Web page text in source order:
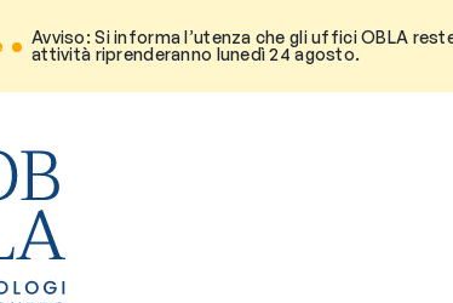
Avviso: Si informa l’utenza che gli uffici OBLA
attività riprenderanno lunedì 24 agosto.